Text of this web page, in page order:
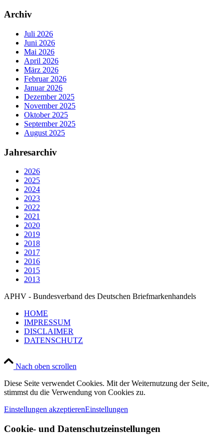
Archiv
Juli 2026
Juni 2026
Mai 2026
April 2026
März 2026
Februar 2026
Januar 2026
Dezember 2025
November 2025
Oktober 2025
September 2025
August 2025
Jahresarchiv
2026
2025
2024
2023
2022
2021
2020
2019
2018
2017
2016
2015
2013
APHV - Bundesverband des Deutschen Briefmarkenhandels
HOME
IMPRESSUM
DISCLAIMER
DATENSCHUTZ
Nach oben scrollen
Diese Seite verwendet Cookies. Mit der Weiternutzung der Seite,
stimmst du die Verwendung von Cookies zu.
Einstellungen akzeptierenEinstellungen
Cookie- und Datenschutzeinstellungen